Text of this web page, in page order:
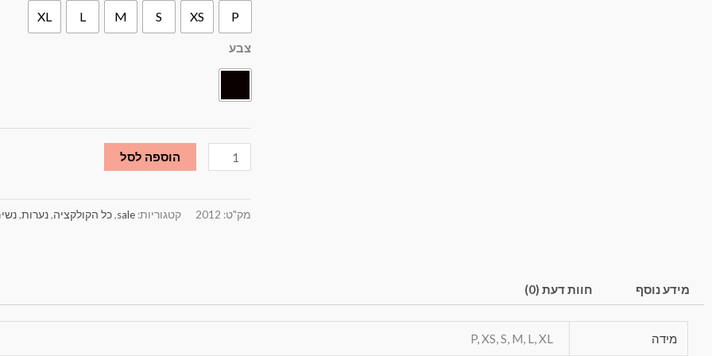
P
XS
S
M
L
XL
צבע
סרפן
הוספה לסל
מק"ט: 2012 קטגוריות: sale
,כל הקולקציה,נערות,
מידע נוסף חוות דעת (0)
מידה P, XS, S, M, L, XL